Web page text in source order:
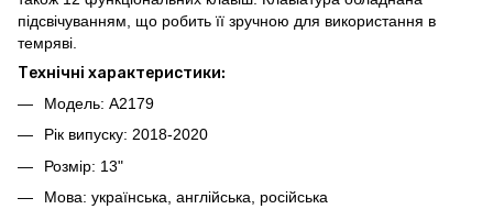
підсвічуванням, що робить її зручною для використання в
темряві.
Технічні характеристики:
Модель: A2179
Рік випуску: 2018-2020
Розмір: 13"
Мова: українська, англійська, російська